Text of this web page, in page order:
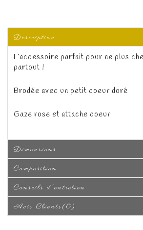
Description
L’accessoire parfait pour ne plus
partout !
Brodée avec un petit coeur doré
Gaze rose et attache coeur
Dimensions
Composition
Conseils d'entretien
Avis Clients(0)